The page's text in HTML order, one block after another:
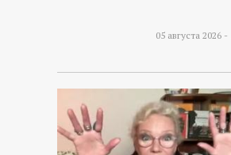
05 августа 2026 -